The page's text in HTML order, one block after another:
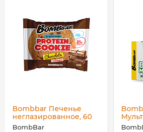
Bombbar Печенье
неглазированное, 60
гр
BombBar